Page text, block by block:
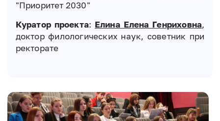
"Приоритет 2030"
Куратор проекта: Елина Елена Генриховна,
доктор филологических наук, советник при
ректорате